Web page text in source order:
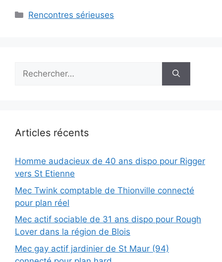
Catégories
Rencontres sérieuses
Rechercher :
Articles récents
Homme audacieux de 40 ans dispo pour Rigger
vers St Etienne
Mec Twink comptable de Thionville connecté
pour plan réel
Mec actif sociable de 31 ans dispo pour Rough
Lover dans la région de Blois
Mec gay actif jardinier de St Maur (94)